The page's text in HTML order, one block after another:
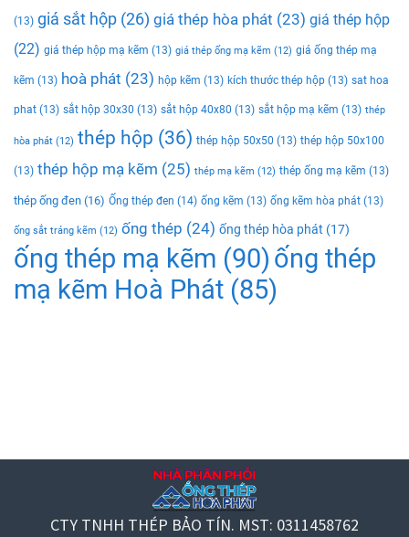
(13) giá sắt hộp (26) giá thép hòa phát (23) giá thép hộp
(22) giá thép hộp mạ kẽm (13) giá thép ống mạ kẽm (12) giá ống thép mạ
kẽm (13) hoà phát (23) hộp kẽm (13) kích thước thép hộp (13) sat hoa
phat (13) sắt hộp 30x30 (13) sắt hộp 40x80 (13) sắt hộp mạ kẽm (13) thép
hòa phát (12) thép hộp (36) thép hộp 50x50 (13) thép hộp 50x100
(13) thép hộp mạ kẽm (25) thép mạ kẽm (12) thép ống mạ kẽm (13)
thép ống đen (16) Ống thép đen (14) ống kẽm (13) ống kẽm hòa phát (13)
ống sắt tráng kẽm (12) ống thép (24) ống thép hòa phát (17)
ống thép mạ kẽm (90) ống thép
mạ kẽm Hoà Phát (85)
CTY TNHH THÉP BẢO TÍN. MST: 0311458762